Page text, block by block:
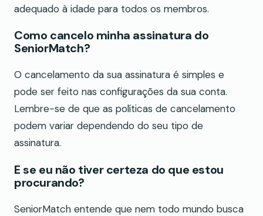
adequado à idade para todos os membros.
Como cancelo minha assinatura do
SeniorMatch?
O cancelamento da sua assinatura é simples e
pode ser feito nas configurações da sua conta.
Lembre-se de que as políticas de cancelamento
podem variar dependendo do seu tipo de
assinatura.
E se eu não tiver certeza do que estou
procurando?
SeniorMatch entende que nem todo mundo busca